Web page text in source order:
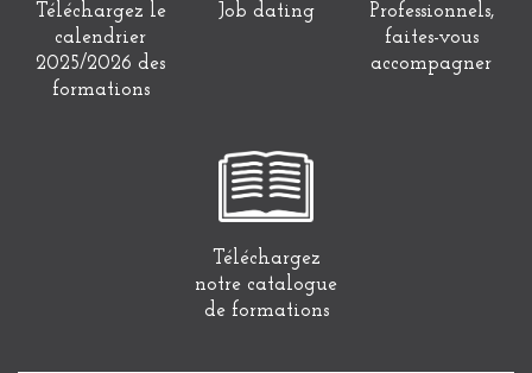
Téléchargez le
calendrier
2025/2026 des
formations
Job dating
Professionnels,
faites-vous
accompagner
Téléchargez
notre catalogue
de formations